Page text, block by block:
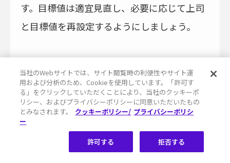
す。目標値は適宜見直し、必要に応じて上司
と目標値を再設定するようにしましょう。
新人営業マンの成約率が飛躍
的に向上するツール
当社のWebサイトでは、サイト閲覧時の利便性やサイト運
用および分析のため、Cookieを使用しています。「許可す
る」をクリックしていただくことにより、当社のクッキーポ
リシー、およびプライバシーポリシーに同意いただいたもの
とみなされます。
クッキーポリシー/ プライバシーポリシ
ー
拒否する
許可する